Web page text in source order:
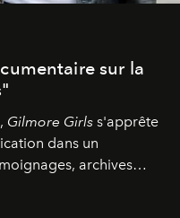
sur la
Gilmore Girls s'apprête
dans un
archives
d'un phénomène